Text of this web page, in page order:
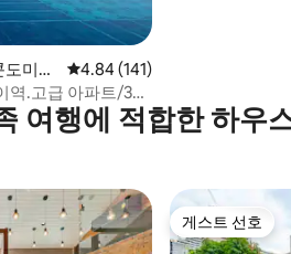
미니
평점 4.84점(5점 만점), 후기 141
4.84 (141)
역.고급 아파트/32
핑몰 슈퍼마켓/파타
여행에 적합한 하우
게스트 선호
게스트 선호